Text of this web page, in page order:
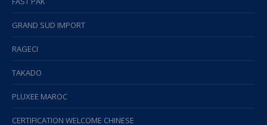
GRAND SUD IMPORT
RAGECI
TAKADO
PLUXEE MAROC
CERTIFICATION WELCOME CHINESE